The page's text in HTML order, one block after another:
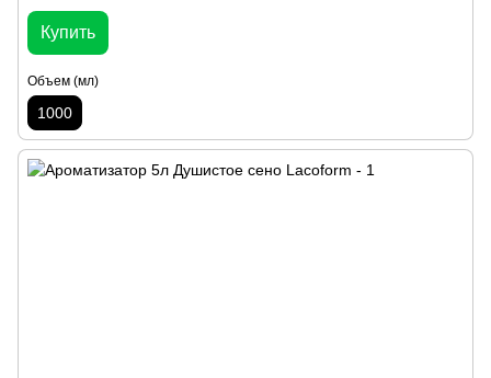
Купить
Объем (мл)
1000